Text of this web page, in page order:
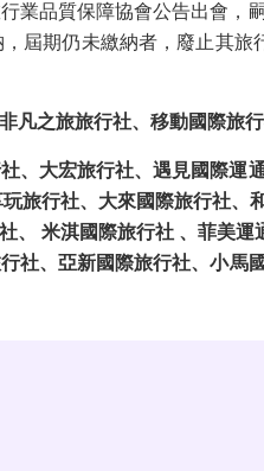
行業品質保障協會公告出會，
屆期仍未繳納者，廢止其旅
凡之旅旅行社、移動國際旅
、大宏旅行社、遇見國際運
旅行社、大來國際旅行社
米淇國際旅行社 、菲美
、亞新國際旅行社、小馬